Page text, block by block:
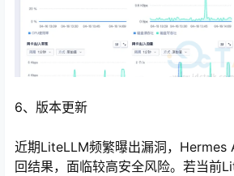
6、版本更新
近期LiteLLM频繁曝出漏洞，Hermes
回结果，面临较高安全风险。若当前